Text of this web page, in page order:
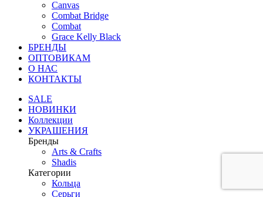
Canvas
Combat Bridge
Combat
Grace Kelly Black
БРЕНДЫ
ОПТОВИКАМ
О НАС
КОНТАКТЫ
SALE
НОВИНКИ
Коллекции
УКРАШЕНИЯ
Бренды
Аrts & Сrafts
Shadis
Категории
Кольца
Серьги